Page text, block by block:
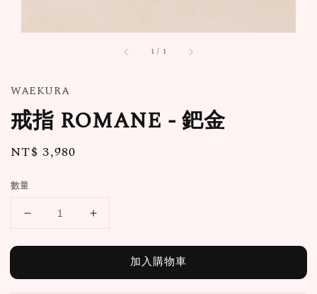
1 / 1
WAEKURA
戒指 ROMANE - 鈀金
Regular
NT$ 3,980
數量
加入購物車